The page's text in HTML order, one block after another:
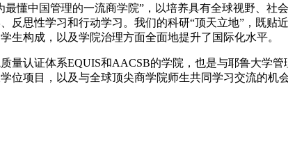
懂中国管理的一流商学院”，以培养具有全球视野、
反思性学习和行动学习。我们的科研“顶天立地”，既
生构成，以及学院治理方面全面地提升了国际化水平。
量认证体系EQUIS和AACSB的学院，也是与耶鲁大学
位项目，以及与全球顶尖商学院师生共同学习交流的机